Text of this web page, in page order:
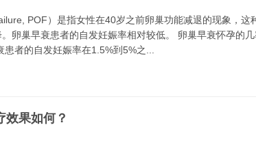
POF）是指女性在40岁之前卵巢功能减退的现象，这
卵巢早衰患者的自发妊娠率相对较低。 卵巢早衰怀孕的
者的自发妊娠率在1.5%到5%之...
效果如何？